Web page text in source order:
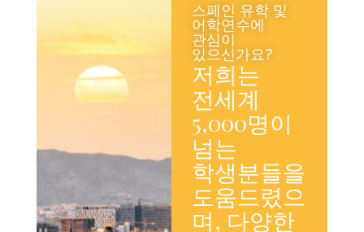
스페인 유학 및
어학연수에
관심이
있으신가요?
저희는
전세계
5,000명이
넘는
학생분들을
도움드렸으
며, 다양한